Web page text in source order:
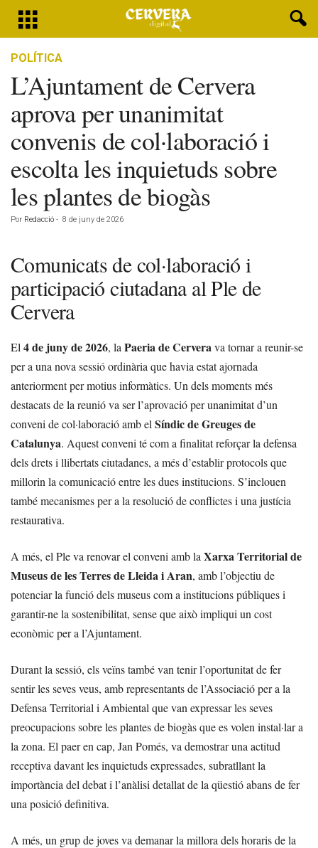
POLÍTICA
L’Ajuntament de Cervera
aprova per unanimitat
convenis de col·laboració i
escolta les inquietuds sobre
les plantes de biogàs
Por Redacció - 8 de juny de 2026
Comunicats de col·laboració i
participació ciutadana al Ple de
Cervera
El 4 de juny de 2026, la Paeria de Cerverava tornar a reunir-se
per a una nova sessió ordinària que havia estat ajornada
anteriorment per motius informàtics. Un dels moments més
destacats de la reunió va ser l’aprovació per unanimitat d’un
conveni de col·laboració amb el Síndic de Greuges de
Catalunya. Aquest conveni té com a finalitat reforçar la defensa
dels drets i llibertats ciutadanes, a més d’establir protocols que
millorin la comunicació entre les dues institucions. S’inclouen
també mecanismes per a la resolució de conflictes i una justícia
restaurativa.
A més, el Ple va renovar el conveni amb la Xarxa Territorial de
Museus de les Terres de Lleida i Aran, amb l’objectiu de
potenciar la funció dels museus com a institucions públiques i
garantir-ne la sostenibilitat, sense que això impliqui un cost
econòmic per a l’Ajuntament.
Durant la sessió, els veïns també van tenir l’oportunitat de fer
sentir les seves veus, amb representants de l’Associació per a la
Defensa Territorial i Ambiental que van expressar les seves
preocupacions sobre les plantes de biogàs que es volen instal·lar a
la zona. El paer en cap, Jan Pomés, va demostrar una actitud
receptiva davant les inquietuds expressades, subratllant la
importància del debat i l’anàlisi detallat de la qüestió abans de fer
una posició definitiva.
A més, un grup de joves va demanar la millora dels horaris de la